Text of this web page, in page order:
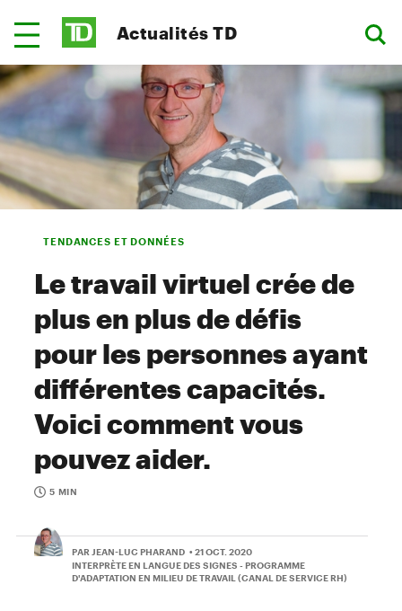
Actualités TD
TENDANCES ET DONNÉES
Le travail virtuel crée de
plus en plus de défis
pour les personnes ayant
différentes capacités.
Voici comment vous
pouvez aider.
5 MIN
PAR JEAN-LUC PHARAND • 21 OCT. 2020
INTERPRÈTE EN LANGUE DES SIGNES - PROGRAMME
D'ADAPTATION EN MILIEU DE TRAVAIL (CANAL DE SERVICE RH)